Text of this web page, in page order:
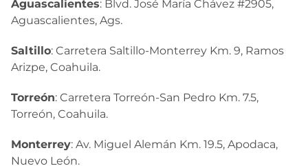
Aguascalientes: Blvd. José María Chávez #2905,
Aguascalientes, Ags.
Saltillo: Carretera Saltillo-Monterrey Km. 9, Ramos
Arizpe, Coahuila.
Torreón: Carretera Torreón-San Pedro Km. 7.5,
Torreón, Coahuila.
Monterrey: Av. Miguel Alemán Km. 19.5, Apodaca,
Nuevo León.